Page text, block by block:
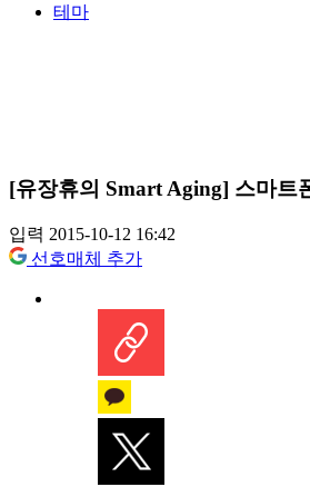
테마
[유장휴의 Smart Aging] 스마트
입력 2015-10-12 16:42
선호매체 추가